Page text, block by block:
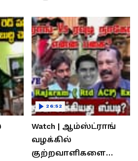
Watch | ஆம்ஸ்ட்ராங்
வழக்கில்
குற்றவாளிகளை
26:52